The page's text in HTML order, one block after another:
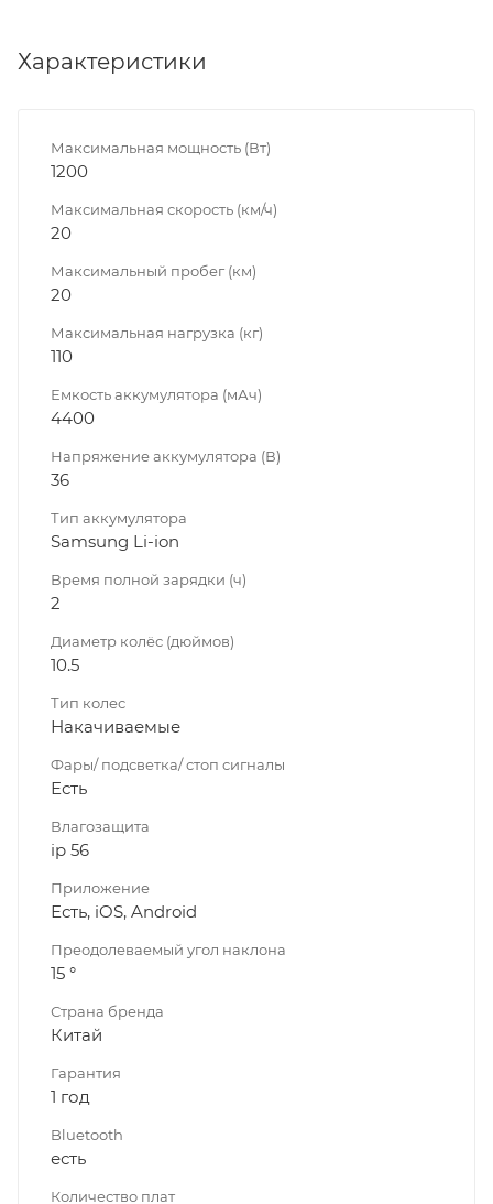
Характеристики
Максимальная мощность (Вт)
1200
Максимальная скорость (км/ч)
20
Максимальный пробег (км)
20
Максимальная нагрузка (кг)
110
Емкость аккумулятора (мАч)
4400
Напряжение аккумулятора (В)
36
Тип аккумулятора
Samsung Li-ion
Время полной зарядки (ч)
2
Диаметр колёс (дюймов)
10.5
Тип колес
Накачиваемые
Фары/ подсветка/ стоп сигналы
Есть
Влагозащита
ip 56
Приложение
Есть, iOS, Android
Преодолеваемый угол наклона
15 °
Страна бренда
Китай
Гарантия
1 год
Bluetooth
есть
Количество плат